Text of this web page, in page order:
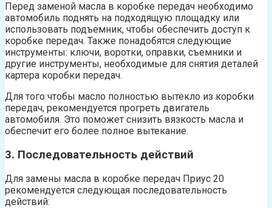
Перед заменой масла в коробке передач необходимо
автомобиль поднять на подходящую площадку или
использовать подъемник, чтобы обеспечить доступ к
коробке передач. Также понадобятся следующие
инструменты: ключи, воротки, оправки, съемники и
другие инструменты, необходимые для снятия деталей
картера коробки передач.
Для того чтобы масло полностью вытекло из коробки
передач, рекомендуется прогреть двигатель
автомобиля. Это поможет снизить вязкость масла и
обеспечит его более полное вытекание.
3. Последовательность действий
Для замены масла в коробке передач Приус 20
рекомендуется следующая последовательность
действий: